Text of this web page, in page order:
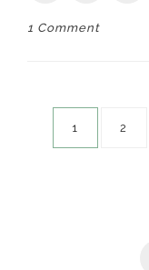
1 Comment
des
1 2